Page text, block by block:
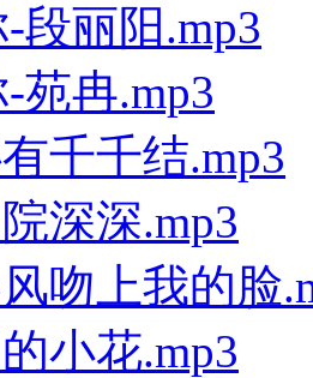
段丽阳.mp3
苑冉.mp3
千千结.mp3
深深.mp3
吻上我的脸
小花.mp3